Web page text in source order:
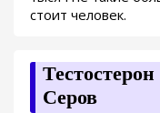
стоит человек.
Серов